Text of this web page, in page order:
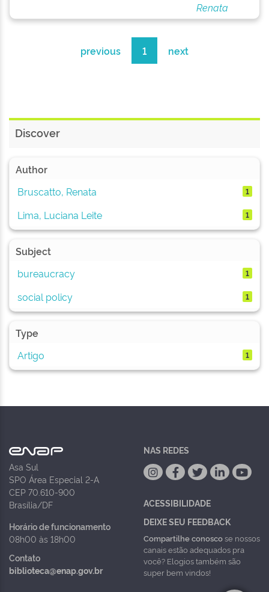
Renata
previous 1 next
Discover
Author
Bruscatto, Renata
1
Lima, Luciana Leite 1
Subject
bureaucracy
1
social policy 1
Type
Artigo
1
Asa Sul
SPO Área Especial 2-A
CEP 70.610-900
Brasília/DF
Horário de funcionamento
08h00 às 18h00
Contato
biblioteca@enap.gov.br
NAS REDES
ACESSIBILIDADE
DEIXE SEU FEEDBACK
Compartilhe conoscose nossos
canais estão adequados pra
você? Elogios também são
super bem vindos!